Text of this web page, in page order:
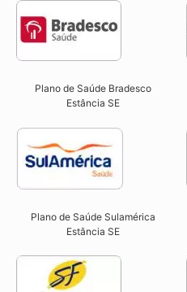
Plano de Saúde Bradesco
Estância SE
Plano de Saúde Sulamérica
Estância SE